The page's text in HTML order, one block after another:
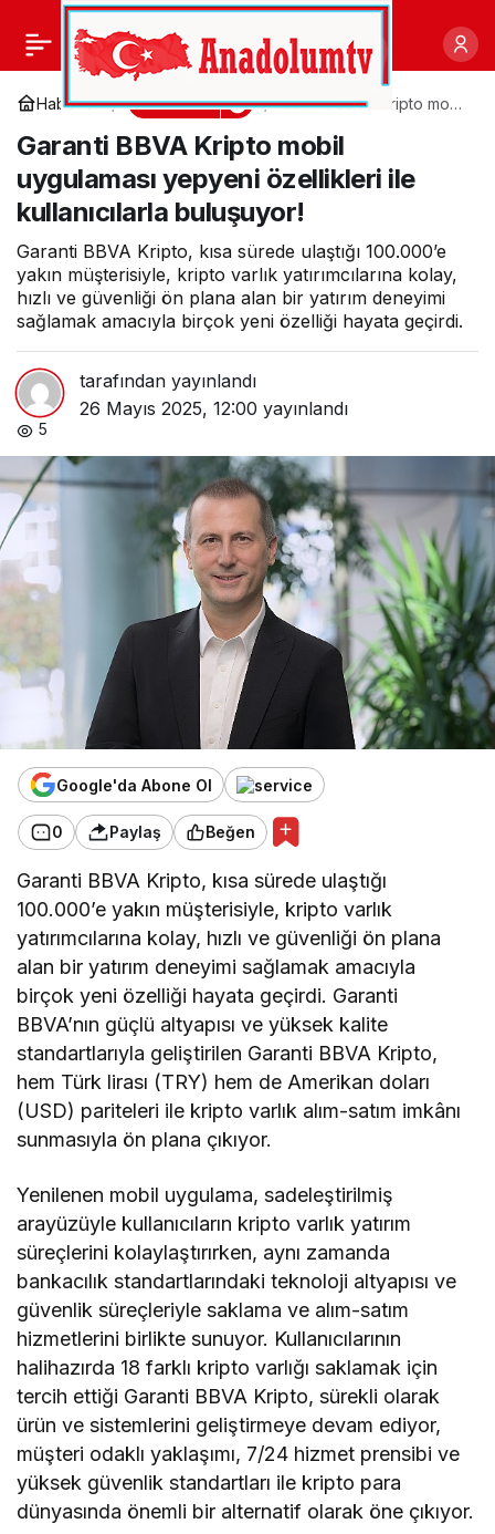
Haberler Ekonomi
Garanti BBVA Kripto mobil
özellikleri ile kullanıcılarla
buluşuyor!
Garanti BBVA Kripto mobil
uygulaması yepyeni özellikleri ile
kullanıcılarla buluşuyor!
Garanti BBVA Kripto, kısa sürede ulaştığı 100.000’e
yakın müşterisiyle, kripto varlık yatırımcılarına kolay,
hızlı ve güvenliği ön plana alan bir yatırım deneyimi
sağlamak amacıyla birçok yeni özelliği hayata geçirdi.
tarafından yayınlandı
26 Mayıs 2025, 12:00 yayınlandı
5
Google'da Abone Ol
0 Paylaş Beğen
Garanti BBVA Kripto, kısa sürede ulaştığı
100.000’e yakın müşterisiyle, kripto varlık
yatırımcılarına kolay, hızlı ve güvenliği ön plana
alan bir yatırım deneyimi sağlamak amacıyla
birçok yeni özelliği hayata geçirdi. Garanti
BBVA’nın güçlü altyapısı ve yüksek kalite
standartlarıyla geliştirilen Garanti BBVA Kripto,
hem Türk lirası (TRY) hem de Amerikan doları
(USD) pariteleri ile kripto varlık alım-satım imkânı
sunmasıyla ön plana çıkıyor.
Yenilenen mobil uygulama, sadeleştirilmiş
arayüzüyle kullanıcıların kripto varlık yatırım
süreçlerini kolaylaştırırken, aynı zamanda
bankacılık standartlarındaki teknoloji altyapısı ve
güvenlik süreçleriyle saklama ve alım-satım
hizmetlerini birlikte sunuyor. Kullanıcılarının
halihazırda 18 farklı kripto varlığı saklamak için
tercih ettiği Garanti BBVA Kripto, sürekli olarak
ürün ve sistemlerini geliştirmeye devam ediyor,
müşteri odaklı yaklaşımı, 7/24 hizmet prensibi ve
yüksek güvenlik standartları ile kripto para
dünyasında önemli bir alternatif olarak öne çıkıyor.
Vodafone Business’tan
İşletmelere Yeni Nesil
Fiber Altyapı Deneyimi:
Fiber Map
Paylaş